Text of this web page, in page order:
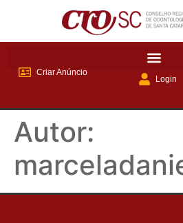
Criar Anúncio
Login
Autor: